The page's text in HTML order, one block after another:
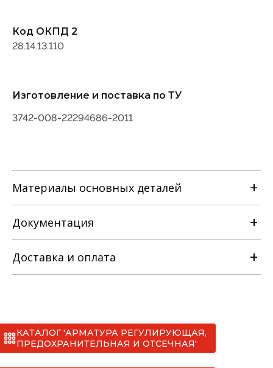
Код ОКПД 2
28.14.13.110
Изготовление и поставка по ТУ
3742-008-22294686-2011
Материалы основных деталей
Наименование детали
с
лс
Документация
Сертификаты
Доставка и оплата
*
КАТАЛОГ 'АРМАТУРА РЕГУЛИРУЮЩАЯ,
ПРЕДОХРАНИТЕЛЬНАЯ И ОТСЕЧНАЯ'